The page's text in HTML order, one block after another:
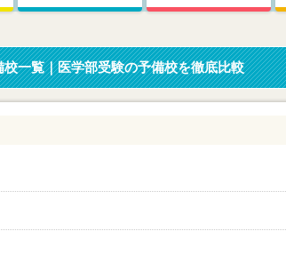
校一覧｜医学部受験の予備校を徹底比較